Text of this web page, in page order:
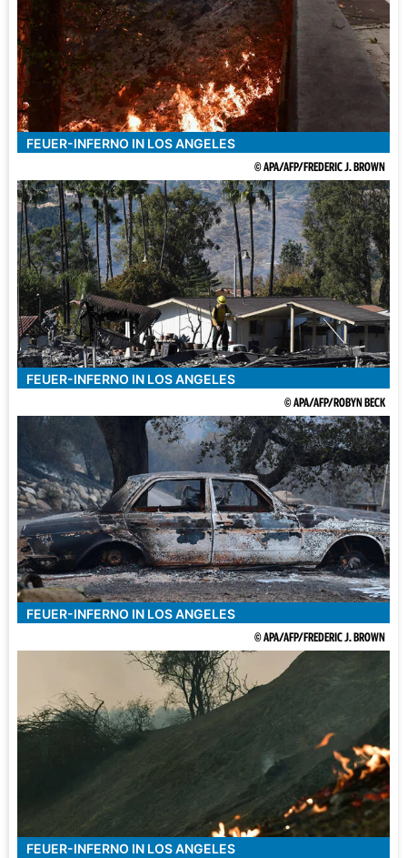
FEUER-INFERNO IN LOS ANGELES
© APA/AFP/FREDERIC J. BROWN
FEUER-INFERNO IN LOS ANGELES
© APA/AFP/ROBYN BECK
FEUER-INFERNO IN LOS ANGELES
© APA/AFP/FREDERIC J. BROWN
FEUER-INFERNO IN LOS ANGELES